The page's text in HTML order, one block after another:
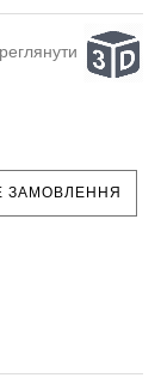
ЗАМОВЛЕННЯ